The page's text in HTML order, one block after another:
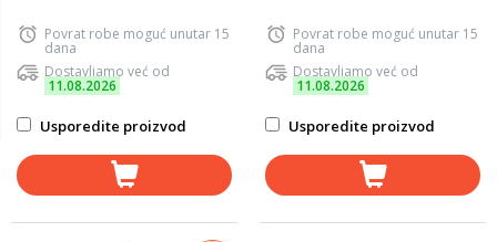
Povrat robe moguć unutar 15
dana
Dostavljamo već od
11.08.2026
Usporedite proizvod
Povrat robe moguć unutar 15
dana
Dostavljamo već od
11.08.2026
Usporedite proizvod